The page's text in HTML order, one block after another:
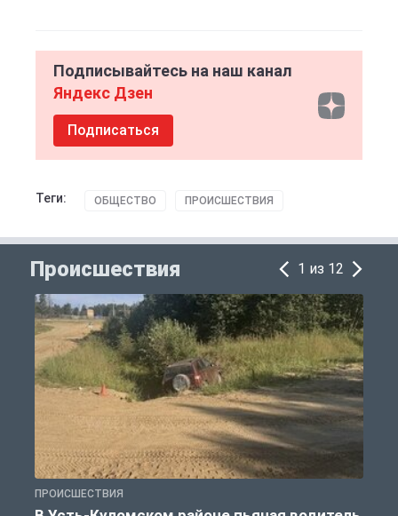
Подписывайтесь на наш канал
Яндекс Дзен
Подписаться
Теги: ОБЩЕСТВО ПРОИСШЕСТВИЯ
Происшествия 1 из 12
ПРОИСШЕСТВИЯ